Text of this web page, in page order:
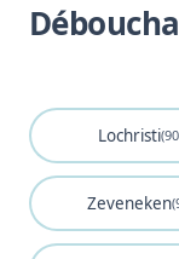
Lochristi
Zeveneken